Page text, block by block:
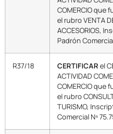
COMERCIO que
el rubro VENTA
ACCESORIOS,
Padrón
R37/18 CERTIFICAR el
ACTIVIDAD
COMERCIO que
el rubro
TURISMO,
Comercial Nº